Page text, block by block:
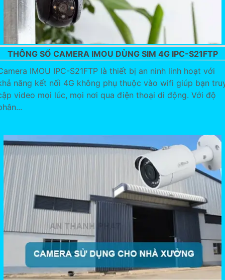
THÔNG SỐ CAMERA IMOU DÙNG SIM 4G IPC-S21FTP
IMOU IPC-S21FTP là thiết bị an ninh linh hoạt với
năng kết nối 4G không phụ thuộc vào wifi giúp bạn
video mọi lúc, mọi nơi qua điện thoại di động. Với độ